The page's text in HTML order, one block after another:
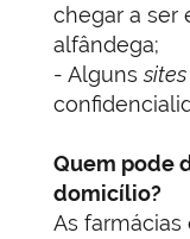
chegar a ser
alfândega;
- Algunssites
Quem pode
domicílio?
As